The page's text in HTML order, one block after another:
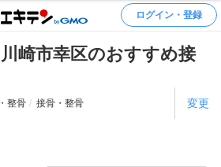
ログイン・登録
川崎市幸区のおすすめ接
整骨 接骨・整骨 変更